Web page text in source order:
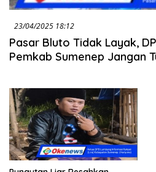
23/04/2025 18:12
Pasar Bluto Tidak Layak,
Pemkab Sumenep Jangan